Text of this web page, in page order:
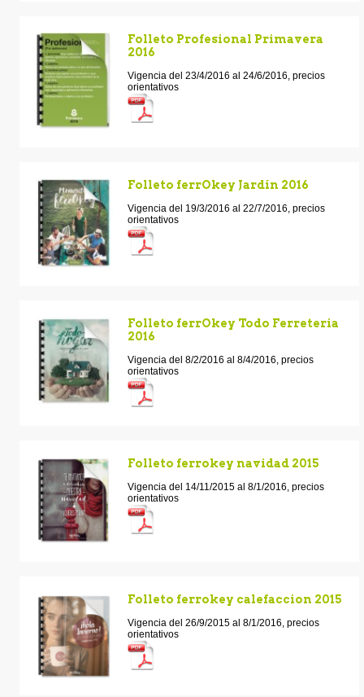
Folleto Profesional Primavera
2016
Vigencia del 23/4/2016 al 24/6/2016, precios
orientativos
Folleto ferrOkey Jardín 2016
Vigencia del 19/3/2016 al 22/7/2016, precios
orientativos
Folleto ferrOkey Todo Ferreteria
2016
Vigencia del 8/2/2016 al 8/4/2016, precios
orientativos
Folleto ferrokey navidad 2015
Vigencia del 14/11/2015 al 8/1/2016, precios
orientativos
Folleto ferrokey calefaccion 2015
Vigencia del 26/9/2015 al 8/1/2016, precios
orientativos